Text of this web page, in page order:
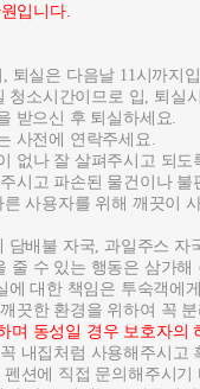
입니다.
퇴실은 다음날 11시까지
청소시간이므로 입, 퇴실
받으신 후 퇴실하세요.
사전에 연락주세요.
없나 잘 살펴주시고 되
시고 파손된 물건이나
사용자를 위해 깨끗이
담배불 자국, 과일주스 자
줄 수 있는 행동은 삼가해
에 대한 책임은 투숙객에
끗한 환경을 위하여 꼭
며 동성일 경우 보호자의
내집처럼 사용해주시
션에 직접 문의해주시기